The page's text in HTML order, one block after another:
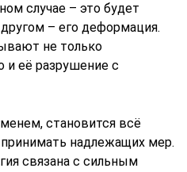
случае – это будет
– его деформация.
не только
её разрушение с
становится всё
надлежащих мер.
связана с сильным